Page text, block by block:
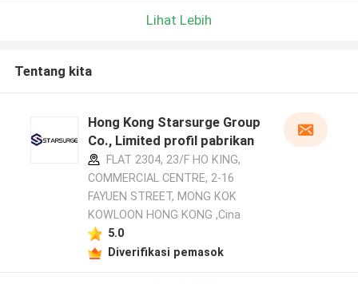
Lihat Lebih
Tentang kita
Hong Kong Starsurge Group
Co., Limited profil pabrikan
FLAT 2304, 23/F HO KING,
COMMERCIAL CENTRE, 2-16
FAYUEN STREET, MONG KOK
KOWLOON HONG KONG ,Cina
5.0
Diverifikasi pemasok